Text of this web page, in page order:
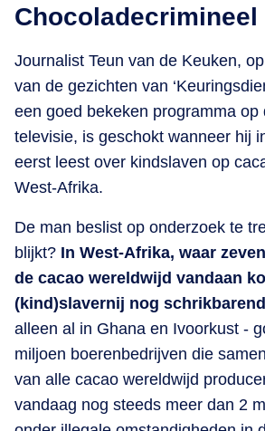
Chocoladecrimineel
Journalist Teun van de Keuken,
van de gezichten van
een goed bekeken programma op
televisie, is geschokt wanneer hij
eerst leest over kindslaven op
West-Afrika.
De man beslist op onderzoek te
blijkt? In West-Afrika, waar
de cacao wereldwijd vandaan
(kind)slavernij nog
alleen al in Ghana en Ivoorkust -
miljoen boerenbedrijven die
van alle cacao wereldwijd
vandaag nog steeds meer dan 2